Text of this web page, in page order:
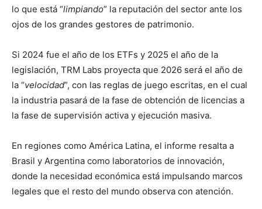
lo que está “limpiando” la reputación del sector ante los
ojos de los grandes gestores de patrimonio.
Si 2024 fue el año de los ETFs y 2025 el año de la
legislación, TRM Labs proyecta que 2026 será el año de
la “velocidad”, con las reglas de juego escritas, en el cual
la industria pasará de la fase de obtención de licencias a
la fase de supervisión activa y ejecución masiva.
En regiones como América Latina, el informe resalta a
Brasil y Argentina como laboratorios de innovación,
donde la necesidad económica está impulsando marcos
legales que el resto del mundo observa con atención.